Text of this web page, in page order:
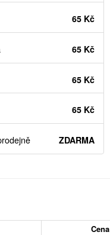
65 Kč
65 Kč
65 Kč
65 Kč
ZDARMA
Cena